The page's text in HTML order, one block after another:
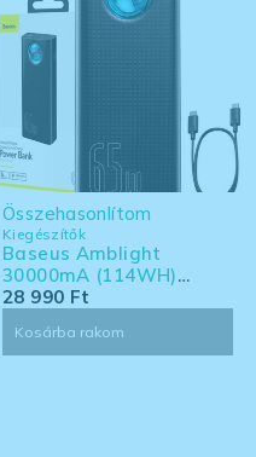
Kiegészítők
Baseus Amblight
30000mA (114WH)
powerbank - Laptoppal
Összehasonlítom
28 990 Ft
Kosárba rakom